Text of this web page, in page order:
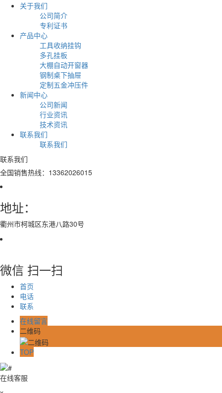
关于我们
公司简介
专利证书
产品中心
工具收纳挂钩
多孔挂板
大棚自动开窗器
钢制桌下抽屉
定制五金冲压件
新闻中心
公司新闻
行业资讯
技术资讯
联系我们
联系我们
联系我们
全国销售热线：13362026015
地址：
衢州市柯城区东港八路30号
微信 扫一扫
首页
电话
联系
在线留言
二维码
TOP
在线客服